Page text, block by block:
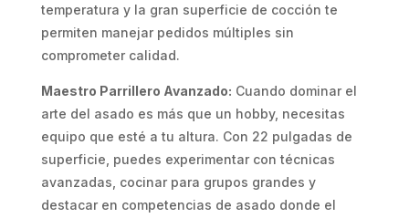
temperatura y la gran superficie de cocción te
permiten manejar pedidos múltiples sin
comprometer calidad.
Maestro Parrillero Avanzado: Cuando dominar el
arte del asado es más que un hobby, necesitas
equipo que esté a tu altura. Con 22 pulgadas de
superficie, puedes experimentar con técnicas
avanzadas, cocinar para grupos grandes y
destacar en competencias de asado donde el